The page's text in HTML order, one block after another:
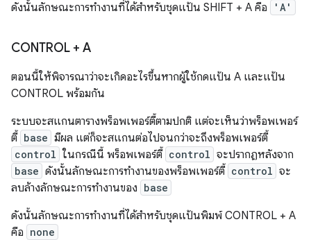
ดังนั้นลักษณะการทำงานที่ได้สำหรับชุดแป้น SHIFT + A คือ
'A'
CONTROL + A
ตอนนี้ให้พิจารณาว่าจะเกิดอะไรขึ้นหากผู้ใช้กดแป้น A และแป้น
CONTROL พร้อมกัน
ระบบจะสแกนตารางพร็อพเพอร์ตี้ตามปกติ แต่จะเห็นว่าพร็อพเพอร์
ตี้ base มีผล แต่ก็จะสแกนต่อไปจนกว่าจะถึงพร็อพเพอร์ตี้
control ในกรณีนี้ พร็อพเพอร์ตี้ control จะปรากฏหลังจาก
base ดังนั้นลักษณะการทํางานของพร็อพเพอร์ตี้ control จะ
ลบล้างลักษณะการทํางานของ base
ดังนั้นลักษณะการทำงานที่ได้สำหรับชุดแป้นพิมพ์ CONTROL + A
คือ none